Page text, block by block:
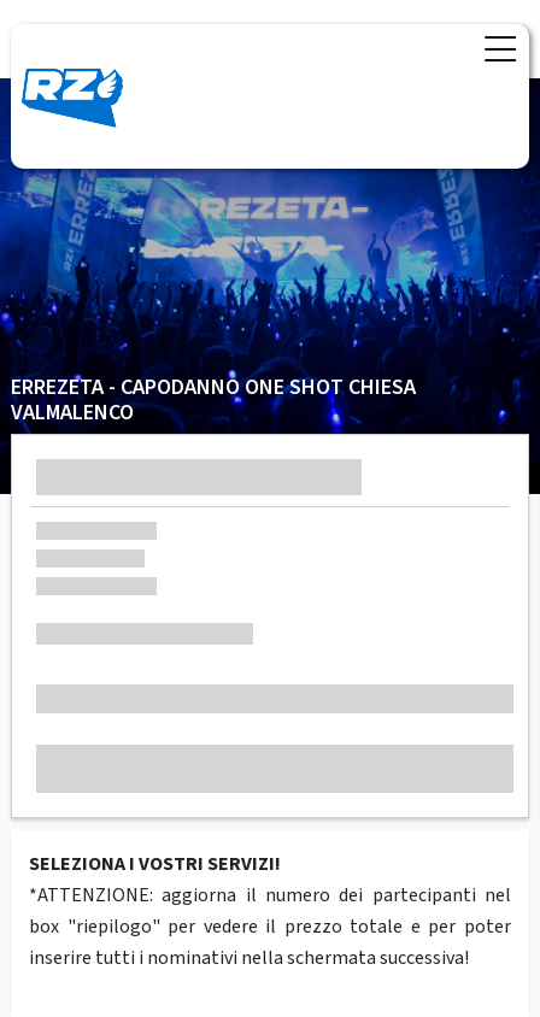
ERREZETA - CAPODANNO ONE SHOT CHIESA
VALMALENCO
SELEZIONA I VOSTRI SERVIZI!
*ATTENZIONE: aggiorna il numero dei partecipanti nel
box "riepilogo" per vedere il prezzo totale e per poter
inserire tutti i nominativi nella schermata successiva!